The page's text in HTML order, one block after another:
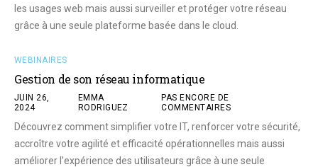
les usages web mais aussi surveiller et protéger votre réseau
grâce à une seule plateforme basée dans le cloud.
WEBINAIRES
Gestion de son réseau informatique
JUIN 26,
2024
EMMA
RODRIGUEZ
PAS ENCORE DE
COMMENTAIRES
Découvrez comment simplifier votre IT, renforcer votre sécurité,
accroître votre agilité et efficacité opérationnelles mais aussi
améliorer l’expérience des utilisateurs grâce à une seule